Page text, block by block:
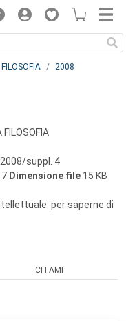
2008
FILOSOFIA
2008/suppl. 4
Dimensione file 15 KB
per saperne di
CITAMI